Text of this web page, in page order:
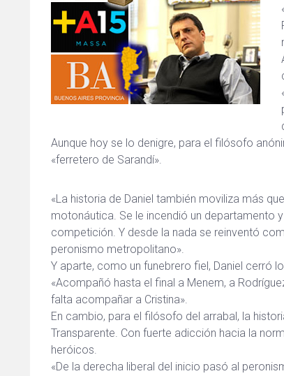
Aunque hoy se lo denigre, para el filósofo
«ferretero de Sarandí».
«La historia de Daniel también moviliza más
motonáutica. Se le incendió un departamento
competición. Y desde la nada se reinventó
peronismo metropolitano».
Y aparte, como un funebrero fiel, Daniel cerró
«Acompañó hasta el final a Menem, a
falta acompañar a Cristina».
En cambio, para el filósofo del arrabal, la
Transparente. Con fuerte adicción hacia la
heróicos.
«De la derecha liberal del inicio pasó al